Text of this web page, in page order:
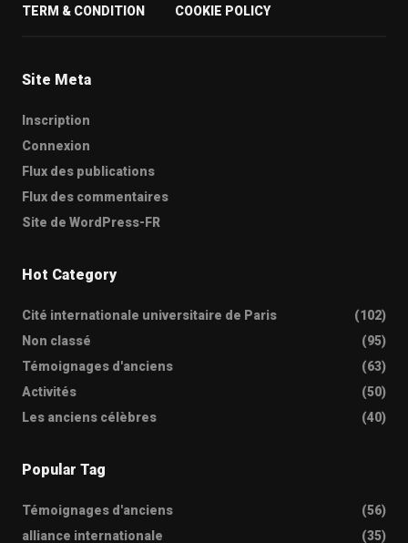
TERM & CONDITION COOKIE POLICY
Site Meta
Inscription
Connexion
Flux des publications
Flux des commentaires
Site de WordPress-FR
Hot Category
Cité internationale universitaire de Paris
(102)
Non classé
(95)
Témoignages d'anciens
(63)
Activités
(50)
Les anciens célèbres
(40)
Popular Tag
Témoignages d'anciens
(56)
alliance internationale
(35)